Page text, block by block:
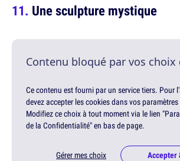
Une sculpture mystique
Contenu bloqué par vos choix
Ce contenu est fourni par un service tiers. Pour
devez accepter les cookies dans vos
Modifiez ce choix à tout moment via le lien
de la Confidentialité" en bas de page.
Gérer mes choix Accepter